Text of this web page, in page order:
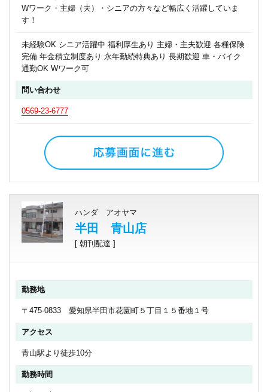
Wワーク・主婦（夫）・シニアの方々など幅広く活躍していま
す！
未経験OK シニア活躍中 福利厚生あり 主婦・主夫歓迎 各種保険
完備 年金積立制度あり 永年勤続特典あり 長期歓迎 車・バイク
通勤OK Wワーク可
問い合わせ
0569-23-6777
ハンダ アオヤマ
半田 青山店
[ 朝刊配達 ]
勤務地
〒475-0833 愛知県半田市花園町５丁目１５番地１号
アクセス
青山駅より徒歩10分
勤務時間